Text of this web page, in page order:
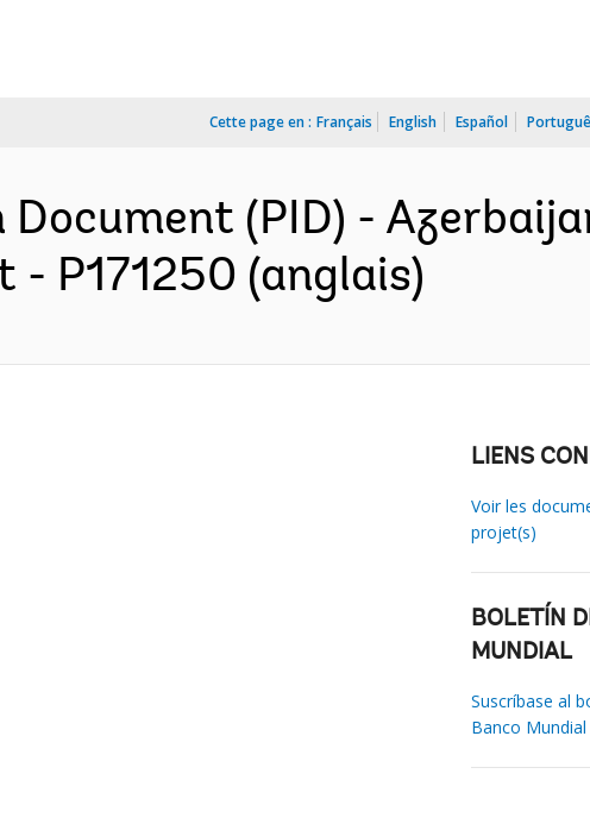
Cette page en : Français English Español
(PID) -
P171250 (anglais)
LIENS
Voir les
projet(s)
BOLETÍN
MUNDIAL
Suscríbase al
Banco Mundial